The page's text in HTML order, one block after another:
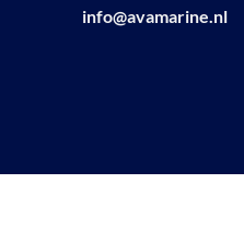
info@avamarine.nl